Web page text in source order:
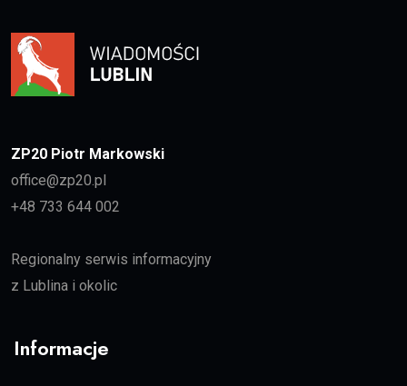
ZP20 Piotr Markowski
office@zp20.pl
+48 733 644 002
Regionalny serwis informacyjny
z Lublina i okolic
Informacje